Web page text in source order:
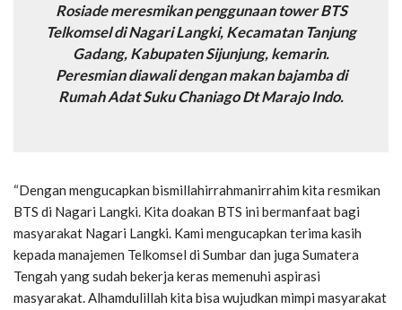
Rosiade meresmikan penggunaan tower BTS
Telkomsel di Nagari Langki, Kecamatan Tanjung
Gadang, Kabupaten Sijunjung, kemarin.
Peresmian diawali dengan makan bajamba di
Rumah Adat Suku Chaniago Dt Marajo Indo.
“Dengan mengucapkan bismillahirrahmanirrahim kita resmikan
BTS di Nagari Langki. Kita doakan BTS ini bermanfaat bagi
masyarakat Nagari Langki. Kami mengucapkan terima kasih
kepada manajemen Telkomsel di Sumbar dan juga Sumatera
Tengah yang sudah bekerja keras memenuhi aspirasi
masyarakat. Alhamdulillah kita bisa wujudkan mimpi masyarakat